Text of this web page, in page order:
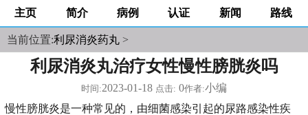
主页 简介 病例 认证 新闻 路线
当前位置:利尿消炎药丸 >
利尿消炎丸治疗女性慢性膀胱炎吗
时间:2023-01-18 点击: 0作者:小编
慢性膀胱炎是一种常见的，由细菌感染引起的尿路感染性疾